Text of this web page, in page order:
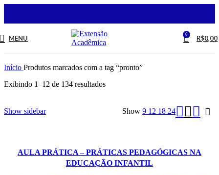
MENU 0 R$0,00
Início Produtos marcados com a tag “pronto”
Exibindo 1–12 de 134 resultados
Show sidebar Show 9 12 18 24
AULA PRÁTICA – PRÁTICAS PEDAGÓGICAS NA
EDUCAÇÃO INFANTIL